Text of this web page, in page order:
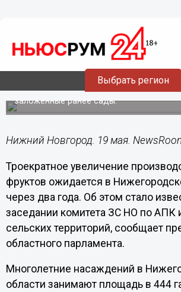
Выбрать регион
Тройной рост производства
фруктов ожидается в
области к 2024 году
К этому периоду начнут активно
заложенные ранее сады.
Нижний Новгород. 19 мая.
Троекратное увеличение
фруктов ожидается в
через два года. Об этом стало
заседании комитета ЗС НО по АПК
сельских территорий, сообщает
областного парламента.
Многолетние насаждений в
области занимают площадь в 444